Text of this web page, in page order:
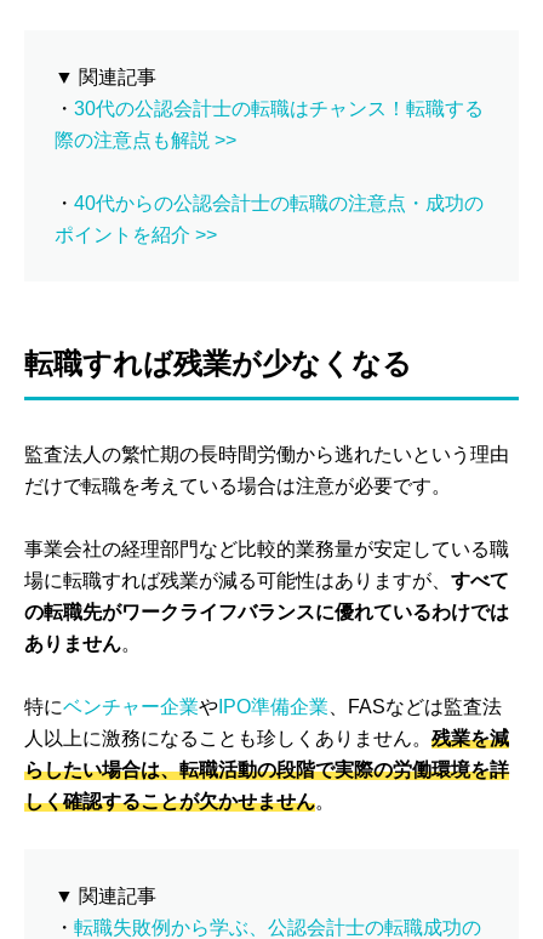
▼ 関連記事
・30代の公認会計士の転職はチャンス！転職する
際の注意点も解説 >>
・40代からの公認会計士の転職の注意点・成功の
ポイントを紹介 >>
転職すれば残業が少なくなる
監査法人の繁忙期の長時間労働から逃れたいという理由
だけで転職を考えている場合は注意が必要です。
事業会社の経理部門など比較的業務量が安定している職
場に転職すれば残業が減る可能性はありますが、 すべて
の転職先がワークライフバランスに優れているわけでは
ありません。
特にベンチャー企業や IPO準備企業 、FASなどは監査法
人以上に激務になることも珍しくありません。 残業を減
らしたい場合は、転職活動の段階で実際の労働環境を詳
しく確認することが欠かせません。
▼ 関連記事
・転職失敗例から学ぶ、公認会計士の転職成功の